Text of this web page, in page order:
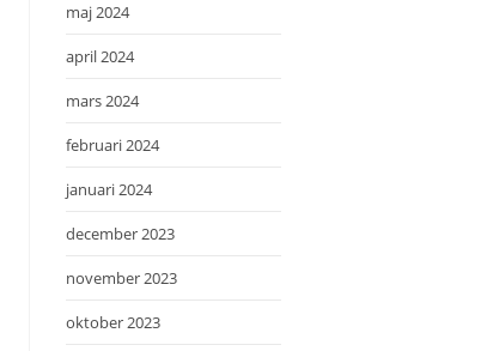
maj 2024
april 2024
mars 2024
februari 2024
januari 2024
december 2023
november 2023
oktober 2023